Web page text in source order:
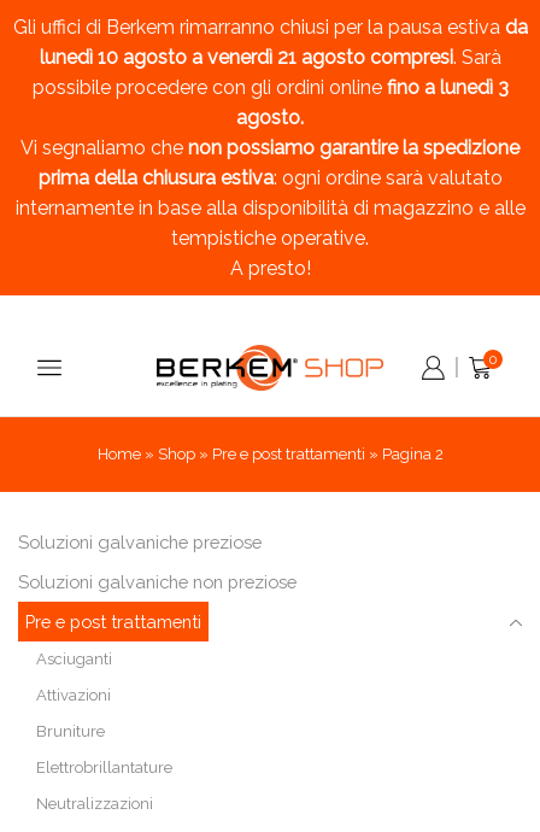
Gli uffici di Berkem rimarranno chiusi per la pausa estiva da
lunedì 10 agosto a venerdì 21 agosto compresi. Sarà
possibile procedere con gli ordini online fino a lunedì 3
agosto.
Vi segnaliamo che non possiamo garantire la spedizione
prima della chiusura estiva: ogni ordine sarà valutato
internamente in base alla disponibilità di magazzino e alle
tempistiche operative.
A presto!
0
Home» Shop» Pre e post trattamenti » Pagina 2
Soluzioni galvaniche preziose
Soluzioni galvaniche non preziose
Pre e post trattamenti
Asciuganti
Attivazioni
Bruniture
Elettrobrillantature
Neutralizzazioni